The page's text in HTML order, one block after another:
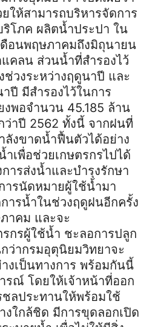
ห้สามารถบริหารจัดการ
โภค ผลิตน้ำประปา ใน
อนพฤษภาคมถึงมิถุนายน
คลน ส่วนน้ำที่สำรองไว้
วงระหว่างฤดูนาปี และ
ปี มีสำรองไว้ในการ
งพอจำนวน 45.185 ล้าน
ว่าปี 2562 ทั้งนี้ จากฝนที่
งขาดน้ำฟื้นตัวได้อย่าง
เพื่อช่วยเกษตรกรไปได้
ารส่งน้ำและบำรุงรักษา
ารนัดหมายผู้ใช้น้ำมา
ารน้ำในช่วงฤดูฝนอีกครั้ง
าคม และจะ
กรผู้ใช้น้ำ ชะลอการปลูก
ว่ากรมอุตุนิยมวิทยาจะ
งเป็นทางการ พร้อมกันนี้
รณ์ โดยให้เจ้าหน้าที่ออก
ลประทานให้พร้อมใช้
ใกล้ชิด มีการขุดลอกเปิด